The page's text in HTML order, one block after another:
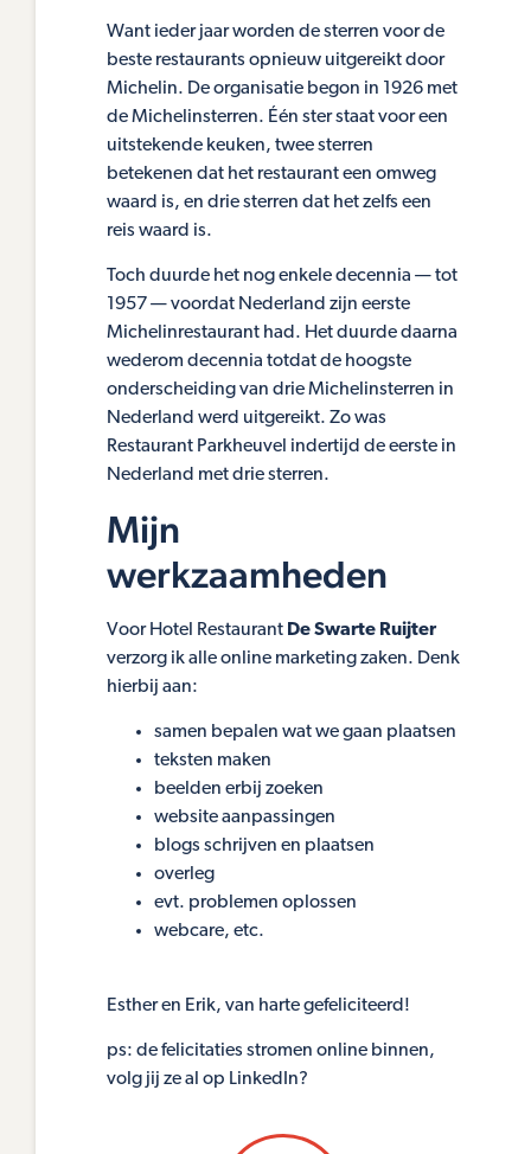
Want ieder jaar worden de sterren voor de
beste restaurants opnieuw uitgereikt door
Michelin. De organisatie begon in 1926 met
de Michelinsterren. Één ster staat voor een
uitstekende keuken, twee sterren
betekenen dat het restaurant een omweg
waard is, en drie sterren dat het zelfs een
reis waard is.
Toch duurde het nog enkele decennia — tot
1957 — voordat Nederland zijn eerste
Michelinrestaurant had. Het duurde daarna
wederom decennia totdat de hoogste
onderscheiding van drie Michelinsterren in
Nederland werd uitgereikt. Zo was
Restaurant Parkheuvel indertijd de eerste in
Nederland met drie sterren.
Mijn
werkzaamheden
Voor Hotel Restaurant De Swarte Ruijter
verzorg ik alle online marketing zaken. Denk
hierbij aan:
samen bepalen wat we gaan plaatsen
teksten maken
beelden erbij zoeken
website aanpassingen
blogs schrijven en plaatsen
overleg
evt. problemen oplossen
webcare, etc.
Esther en Erik, van harte gefeliciteerd!
ps: de felicitaties stromen online binnen,
volg jij ze al op LinkedIn?